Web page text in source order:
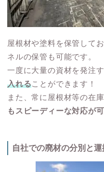
屋根材や塗料を保管して
ネルの保管も可能です。
一度に大量の資材を発注
入れることができます！
また、常に屋根材等の在
もスピーディーな対応が
自社での廃材の分別と運